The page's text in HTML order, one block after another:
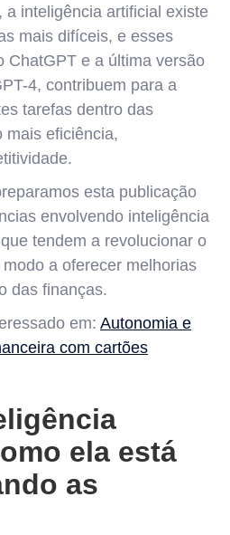
a inteligência artificial existe
mais difíceis, e esses
ChatGPT e a última versão
4, contribuem para a
tarefas dentro das
mais eficiência,
esta publicação
envolvendo inteligência
tendem a revolucionar o
a oferecer melhorias
das finanças.
em: Autonomia e
com cartões
ela está
as